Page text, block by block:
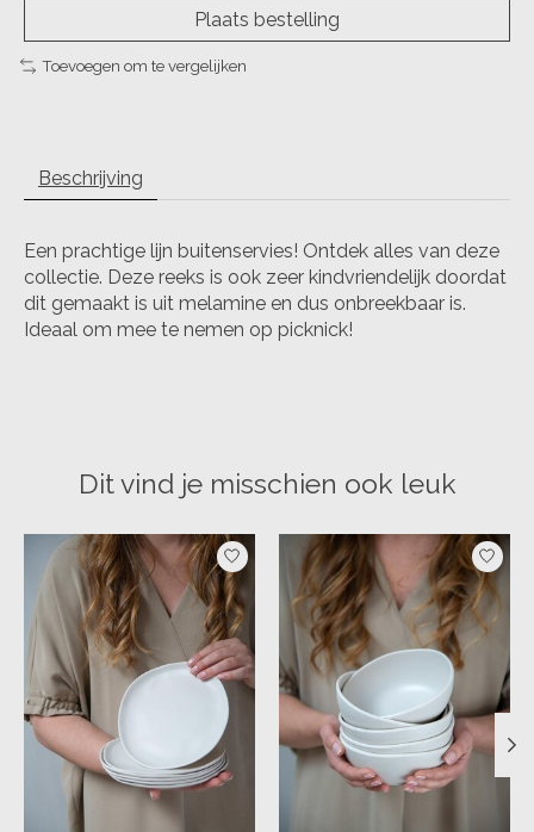
Plaats bestelling
Toevoegen om te vergelijken
Beschrijving
Een prachtige lijn buitenservies! Ontdek alles van deze
collectie. Deze reeks is ook zeer kindvriendelijk doordat
dit gemaakt is uit melamine en dus onbreekbaar is.
Ideaal om mee te nemen op picknick!
Dit vind je misschien ook leuk
Items van productcarrousel